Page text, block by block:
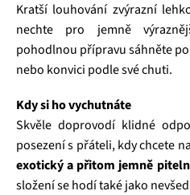
Kratší louhování zvýrazní
nechte pro jemně
pohodlnou přípravu sáhněte
nebo konvici podle své chuti.
Kdy si ho vychutnáte
Skvěle doprovodí klidné
posezení s přáteli, kdy chcete
exotický a přitom jemně
složení se hodí také jako